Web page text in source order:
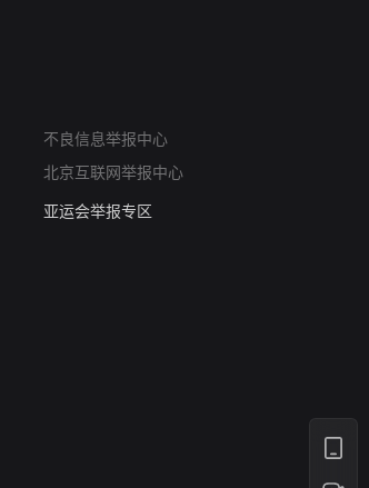
不良信息举报中心
北京互联网举报中心
算法推荐专项举报
亚运会举报专区